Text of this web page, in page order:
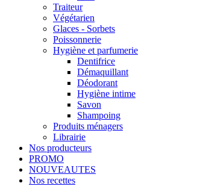
Traiteur
Végétarien
Glaces - Sorbets
Poissonnerie
Hygiène et parfumerie
Dentifrice
Démaquillant
Déodorant
Hygiène intime
Savon
Shampoing
Produits ménagers
Librairie
Nos producteurs
PROMO
NOUVEAUTES
Nos recettes